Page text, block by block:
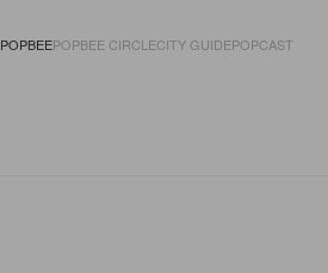
POPBEEPOPBEE CIRCLECITY GUIDEPOPCAST